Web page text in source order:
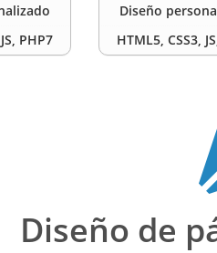
PHP7
Diseño
HTML5, CSS3,
Diseño de